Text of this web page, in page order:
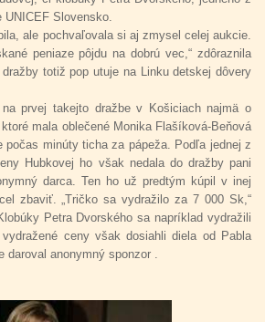
UNICEF Slovensko.
ale pochvaľovala si aj zmysel celej aukcie.
peniaze pôjdu na dobrú vec,“ zdôraznila
totiž pop utuje na Linku detskej dôvery
na prvej takejto dražbe v Košiciach najmä o
mala oblečené Monika Flašíková-Beňová
počas minúty ticha za pápeža. Podľa jednej z
Hubkovej ho však nedala do dražby pani
darca. Ten ho už predtým kúpil v inej
zbaviť. „Tričko sa vydražilo za 7 000 Sk,“
Petra Dvorského sa napríklad vydražili
ceny však dosiahli diela od Pabla
daroval anonymný sponzor .